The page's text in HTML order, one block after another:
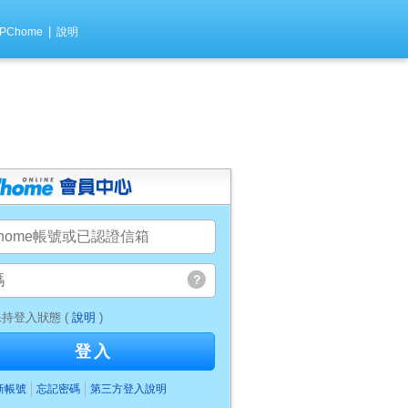
說明
登入狀態 ( 說明 )
登入
帳號 忘記密碼 第三方登入說明